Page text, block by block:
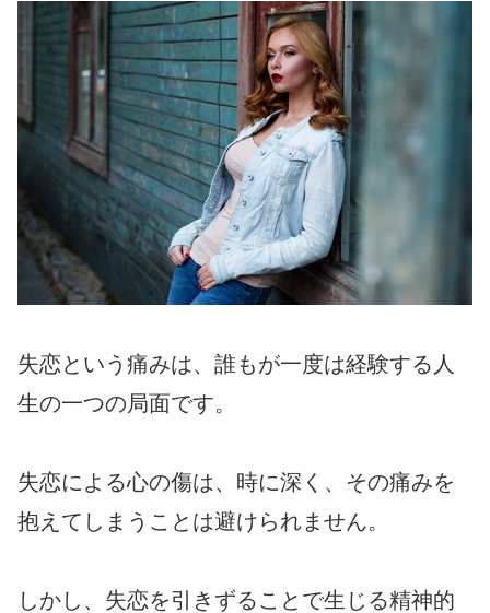
失恋という痛みは、誰もが一度は経験する人
生の一つの局面です。
失恋による心の傷は、時に深く、その痛みを
抱えてしまうことは避けられません。
しかし、失恋を引きずることで生じる精神的